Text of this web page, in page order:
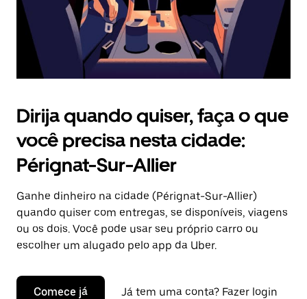
Dirija quando quiser, faça o que
você precisa nesta cidade:
Pérignat-Sur-Allier
Ganhe dinheiro na cidade (Pérignat-Sur-Allier)
quando quiser com entregas, se disponíveis, viagens
ou os dois. Você pode usar seu próprio carro ou
escolher um alugado pelo app da Uber.
Comece já Já tem uma conta? Fazer login